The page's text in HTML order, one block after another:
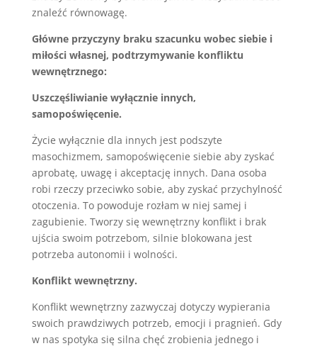
znaleźć równowagę.
Główne przyczyny braku szacunku wobec siebie i
miłości własnej, podtrzymywanie konfliktu
wewnętrznego:
Uszczęśliwianie wyłącznie innych,
samopoświęcenie.
Życie wyłącznie dla innych jest podszyte
masochizmem, samopoświęcenie siebie aby zyskać
aprobatę, uwagę i akceptację innych. Dana osoba
robi rzeczy przeciwko sobie, aby zyskać przychylność
otoczenia. To powoduje rozłam w niej samej i
zagubienie. Tworzy się wewnętrzny konflikt i brak
ujścia swoim potrzebom, silnie blokowana jest
potrzeba autonomii i wolności.
Konflikt wewnętrzny.
Konflikt wewnętrzny zazwyczaj dotyczy wypierania
swoich prawdziwych potrzeb, emocji i pragnień. Gdy
w nas spotyka się silna chęć zrobienia jednego i